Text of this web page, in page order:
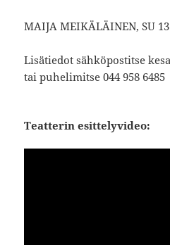
MAIJA MEIKÄLÄINEN, SU
Lisätiedot sähköpostitse
tai puhelimitse 044 958 6485
Teatterin esittelyvideo: